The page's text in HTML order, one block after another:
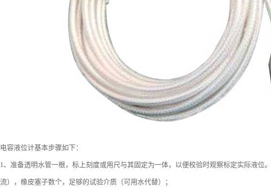
电容液位计基本步骤如下：
1、准备透明水管一根，标上刻度或用尺与其固定为一体，以便校验时观察标定实际液位
流），橡皮塞子数个，足够的试验介质（可用水代替）；